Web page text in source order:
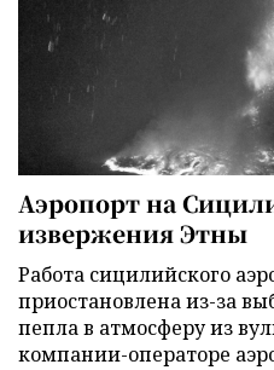
Аэропорт на
извержения Этны
Работа сицилийского
приостановлена из-за
пепла в атмосферу из
компании-операторе